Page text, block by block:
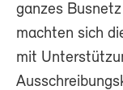
ganzes
machten sich
mit